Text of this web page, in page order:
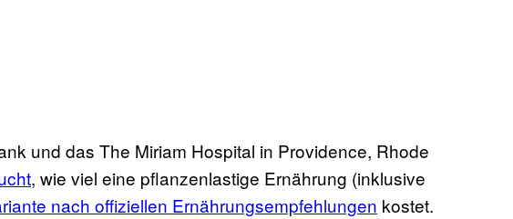
und das The Miriam Hospital in Providence, Rhode
, wie viel eine pflanzenlastige Ernährung (inklusive
nach offiziellen Ernährungsempfehlungen kostet.